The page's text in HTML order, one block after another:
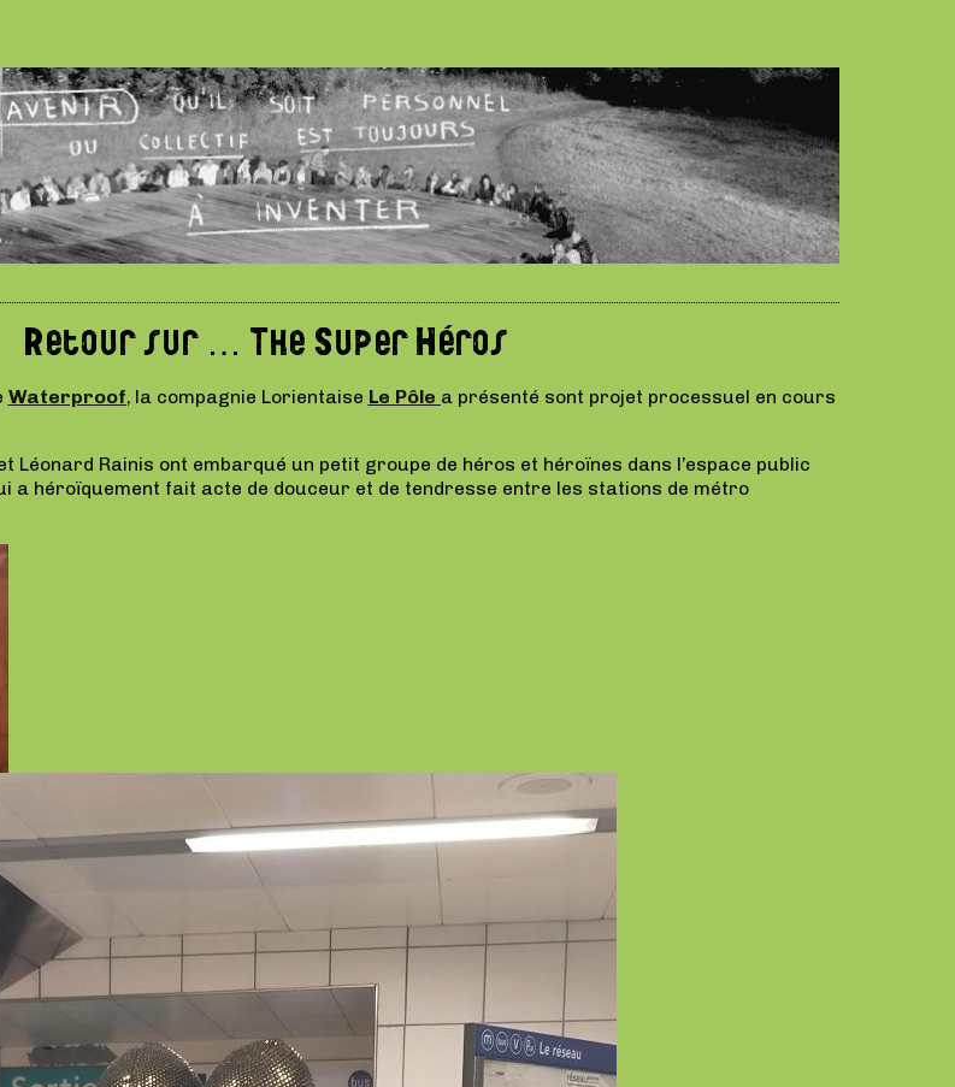
Retour sur … The Super Héros
Waterproof, la compagnie Lorientaise Le Pôle a présenté sont projet processuel en cours
Léonard Rainis ont embarqué un petit groupe de héros et héroïnes dans l’espace public
a héroïquement fait acte de douceur et de tendresse entre les stations de métro